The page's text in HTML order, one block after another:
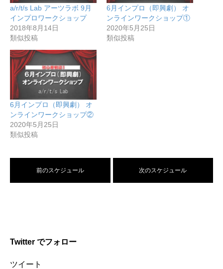
a/r/t/s Lab アーツラボ 9月
インプロワークショップ
2018年8月14日
類似投稿
6月インプロ（即興劇） オ
ンラインワークショップ①
2020年5月25日
類似投稿
6月インプロ（即興劇） オ
ンラインワークショップ②
2020年5月25日
類似投稿
前のスケジュール 次のスケジュール
Twitter でフォロー
ツイート